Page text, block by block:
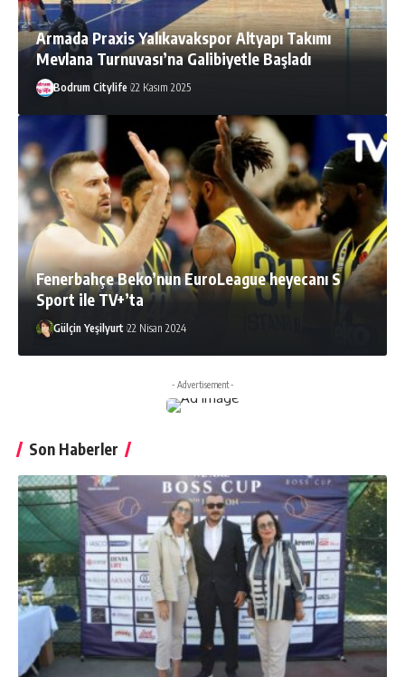
Armada Praxis Yalıkavakspor Altyapı Takımı
Mevlana Turnuvası’na Galibiyetle Başladı
Bodrum Citylife 22 Kasım 2025
Fenerbahçe Beko’nun EuroLeague heyecanı S
Sport ile TV+’ta
Gülçin Yeşilyurt 22 Nisan 2024
- Advertisement -
Son Haberler